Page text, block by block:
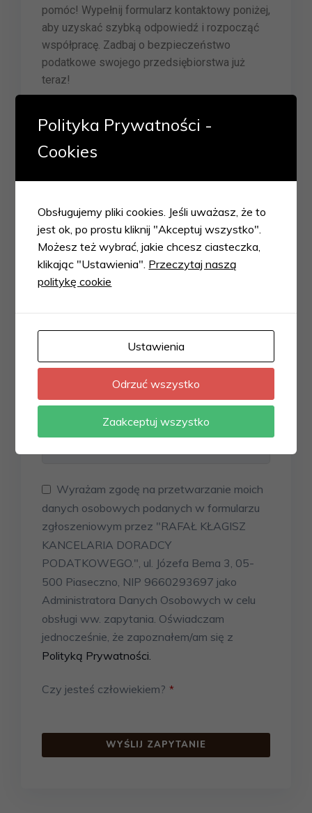
pomóc! Wypełnij formularz kontaktowy poniżej,
aby uzyskać szybką odpowiedź i rozpocząć
współpracę. Zadbaj o bezpieczeństwo
podatkowe swojego przedsiębiorstwa już
teraz!
E-mail *
Treść zapytania
Wyrażam zgodę na przetwarzanie moich
danych osobowych podanych w formularzu
zgłoszeniowym przez "RAFAŁ KŁAGISZ
KANCELARIA DORADCY
PODATKOWEGO.", ul. Józefa Bema 3, 05-
500 Piaseczno, NIP 9660293697 jako
Administratora Danych Osobowych w celu
obsługi ww. zapytania. Oświadczam
jednocześnie, że zapoznałem/am się z
Polityką Prywatności.
Czy jesteś człowiekiem? *
WYŚLIJ ZAPYTANIE
Polityka Prywatności -
Cookies
Obsługujemy pliki cookies. Jeśli uważasz, że to
jest ok, po prostu kliknij "Akceptuj wszystko".
Możesz też wybrać, jakie chcesz ciasteczka,
klikając "Ustawienia". Przeczytaj naszą
politykę cookie
Ustawienia
Odrzuć wszystko
Zaakceptuj wszystko